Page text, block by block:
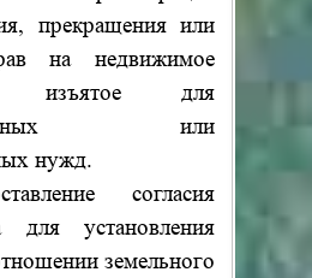
прекращения или
на недвижимое
изъятое для
или
нужд.
согласия
для установления
земельного